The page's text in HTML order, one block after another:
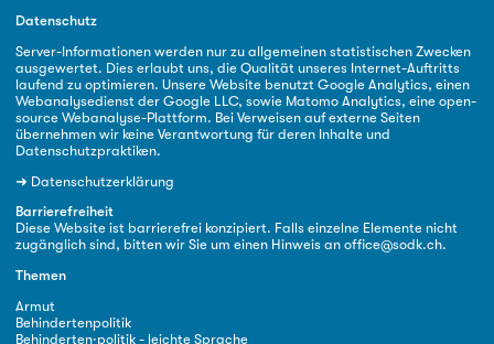
Datenschutz
Server-Informationen werden nur zu allgemeinen statistischen Zwecken
ausgewertet. Dies erlaubt uns, die Qualität unseres Internet-Auftritts
laufend zu optimieren. Unsere Website benutzt Google Analytics, einen
Webanalysedienst der Google LLC, sowie Matomo Analytics, eine open-
source Webanalyse-Plattform. Bei Verweisen auf externe Seiten
übernehmen wir keine Verantwortung für deren Inhalte und
Datenschutzpraktiken.
➜ Datenschutzerklärung
Barrierefreiheit
Diese Website ist barrierefrei konzipiert. Falls einzelne Elemente nicht
zugänglich sind, bitten wir Sie um einen Hinweis an office@sodk.ch.
Themen
Armut
Behindertenpolitik
Behinderten·politik - leichte Sprache